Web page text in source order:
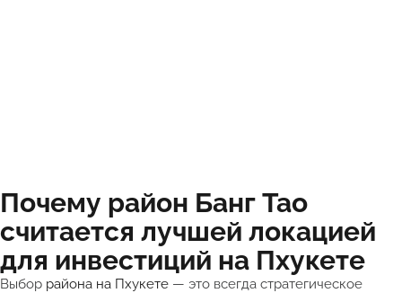
Почему район Банг Тао
считается лучшей локацией
для инвестиций на Пхукете
Выбор района на Пхукете — это всегда стратегическое